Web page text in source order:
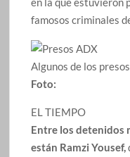
famosos criminales
Algunos de los
Foto:
EL TIEMPO
Entre los detenidos
están Ramzi Yousef,